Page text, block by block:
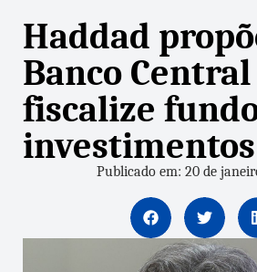
Haddad
Banco Central
fiscalize
investimentos
Publicado em: 20 de